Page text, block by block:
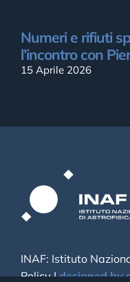
Numeri e rifiuti
l’incontro con
15 Aprile 2026
INAF: Istituto
Policy|designed by